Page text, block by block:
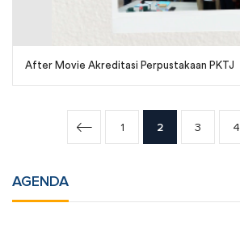
After Movie Akreditasi Perpustakaan PKTJ
1 2 3 4
AGENDA